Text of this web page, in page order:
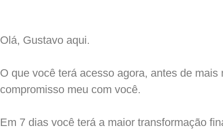
Olá, Gustavo aqui.
O que você terá acesso agora, antes de mais
compromisso meu com você.
Em 7 dias você terá a maior transformação